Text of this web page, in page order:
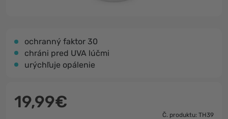
ochranný faktor 30
chráni pred UVA lúčmi
urýchľuje opálenie
19,99€
Č. produktu: TH39